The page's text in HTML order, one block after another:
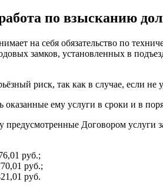
по взысканию
на себя обязательство по
замков, установленных в
риск, так как в случае, если
ему услуги в сроки и в
Договором услуги
руб.;
руб.;
руб.